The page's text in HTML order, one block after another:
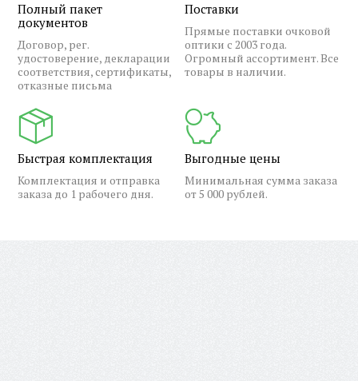
Полный пакет
документов
Договор, рег.
удостоверение, декларации
соответствия, сертификаты,
отказные письма
Поставки
Прямые поставки очковой
оптики с 2003 года.
Огромный ассортимент. Все
товары в наличии.
Быстрая комплектация
Комплектация и отправка
заказа до 1 рабочего дня.
Выгодные цены
Минимальная сумма заказа
от 5 000 рублей.